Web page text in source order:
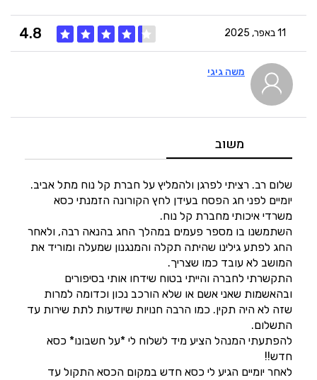
11 באפר, 2025 4.8
היענות4
זמנים5
משה גיגי
משוב
שלום רב. רציתי לפרגן ולהמליץ על חברת קל נוח מתל אביב.
יומיים לפני חג הפסח בעידן לחץ הקורונה הזמנתי כסא
משרדי איכותי מחברת קל נוח.
השתמשנו בו מספר פעמים במהלך החג בהנאה רבה, ולאחר
החג לפתע גילינו שהיתה תקלה והמנגנון שמעלה ומוריד את
המושב לא עובד כמו שצריך.
התקשרתי לחברה והייתי בטוח שידחו אותי בסיפורים
ובהאשמות שאני אשם או שלא הורכב נכון וכדומה למרות
שזה לא היה תקין. כמו הרבה חנויות שיודעות לתת שירות עד
התשלום.
להפתעתי המנהל הציע מיד לשלוח לי *על חשבונו* כסא
חדש!!
לאחר יומיים הגיע לי כסא חדש במקום הכסא התקול עד